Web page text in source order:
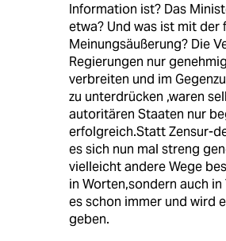
Information ist? Das
etwa? Und was ist mit der
Meinungsäußerung? Die
Regierungen nur
verbreiten und im
zu unterdrücken ,waren
autoritären Staaten nur
erfolgreich.Statt Zensur-
es sich nun mal streng
vielleicht andere Wege
in Worten,sondern auch
es schon immer und wird
geben.